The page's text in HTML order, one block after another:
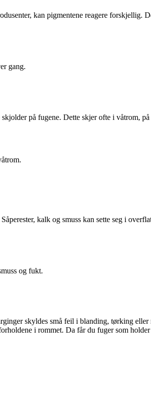
kan pigmentene reagere forskjellig.
gang.
på fugene. Dette skjer ofte i våtrom,
kalk og smuss kan sette seg i
og fukt.
skyldes små feil i blanding, tørking
i rommet. Da får du fuger som